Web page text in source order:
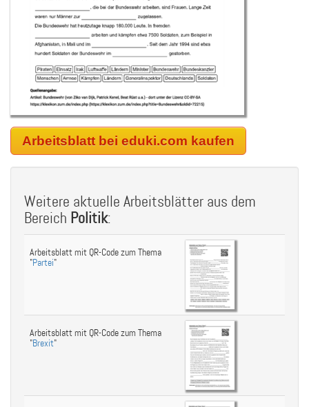
Arbeitsblatt bei eduki.com kaufen
Weitere aktuelle Arbeitsblätter aus dem
Bereich Politik:
Arbeitsblatt mit QR-Code zum Thema
"Partei"
Arbeitsblatt mit QR-Code zum Thema
"Brexit"